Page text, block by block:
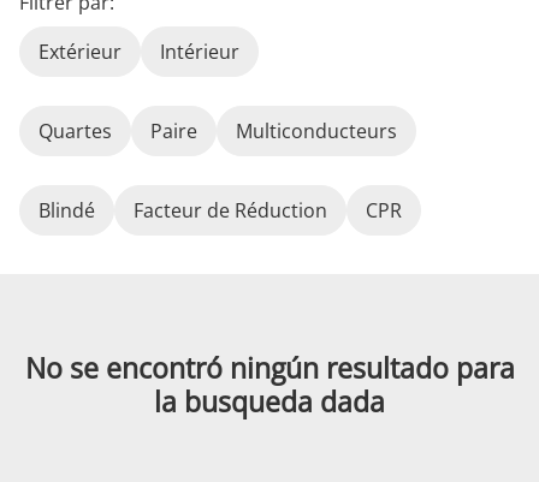
Extérieur
Intérieur
Quartes Paire Multiconducteurs
Blindé Facteur de Réduction CPR
No se encontró ningún resultado para
la busqueda dada